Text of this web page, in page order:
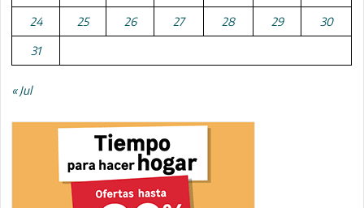
24 25 26 27 28 29 30
31
« Jul